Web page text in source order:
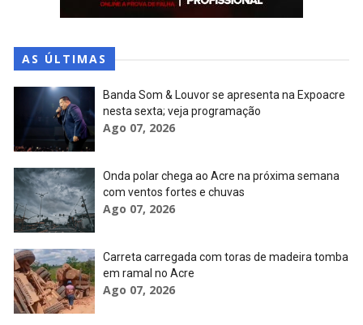
AS ÚLTIMAS
Banda Som & Louvor se apresenta na Expoacre
nesta sexta; veja programação
Ago 07, 2026
Onda polar chega ao Acre na próxima semana
com ventos fortes e chuvas
Ago 07, 2026
Carreta carregada com toras de madeira tomba
em ramal no Acre
Ago 07, 2026